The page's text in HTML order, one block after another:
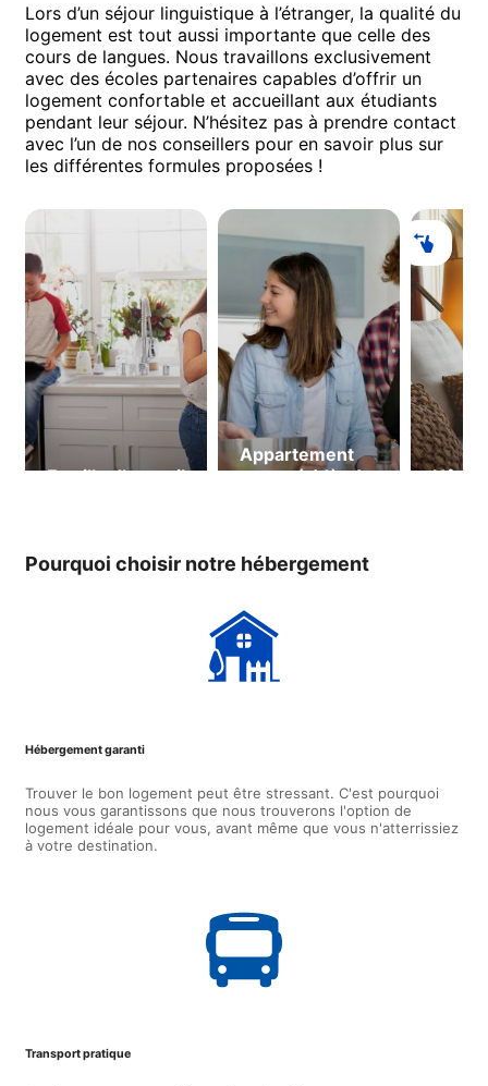
Lors d’un séjour linguistique à l’étranger, la qualité du
logement est tout aussi importante que celle des
cours de langues. Nous travaillons exclusivement
avec des écoles partenaires capables d’offrir un
logement confortable et accueillant aux étudiants
pendant leur séjour. N’hésitez pas à prendre contact
avec l’un de nos conseillers pour en savoir plus sur
les différentes formules proposées !
Famille d’accueil
Appartement
partagé (dès 18
Hôtel
Pourquoi choisir notre hébergement
Hébergement garanti
Trouver le bon logement peut être stressant. C'est pourquoi
nous vous garantissons que nous trouverons l'option de
logement idéale pour vous, avant même que vous n'atterrissiez
à votre destination.
Transport pratique